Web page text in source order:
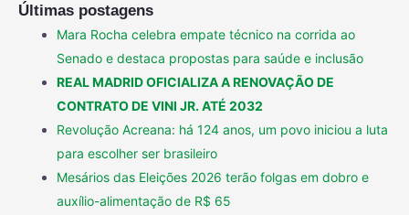
Últimas postagens
Mara Rocha celebra empate técnico na corrida ao
Senado e destaca propostas para saúde e inclusão
REAL MADRID OFICIALIZA A RENOVAÇÃO DE
CONTRATO DE VINI JR. ATÉ 2032
Revolução Acreana: há 124 anos, um povo iniciou a luta
para escolher ser brasileiro
Mesários das Eleições 2026 terão folgas em dobro e
auxílio-alimentação de R$ 65